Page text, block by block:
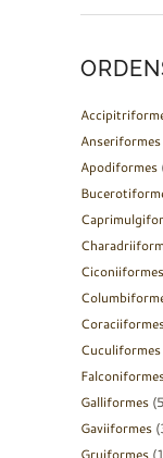
Anseriformes
Apodiformes
Ciconiiformes
Cuculiformes
Galliformes
Gaviiformes
Gruiformes